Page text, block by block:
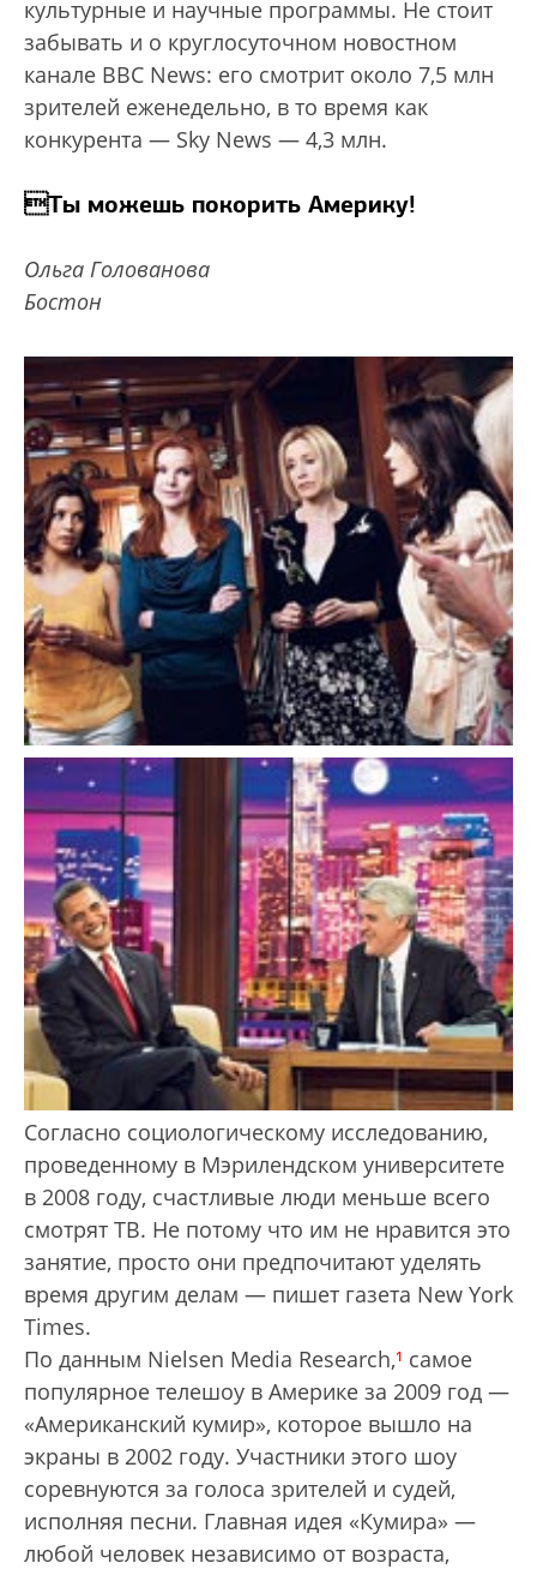
культурные и научные программы. Не стоит
забывать и о круглосуточном новостном
канале BBC News: его смотрит около 7,5 млн
зрителей еженедельно, в то время как
конкурента — Sky News — 4,3 млн.
Ты можешь покорить Америку!
Ольга Голованова
Бостон
Согласно социологическому исследованию,
проведенному в Мэрилендском университете
в 2008 году, счастливые люди меньше всего
смотрят ТВ. Не потому что им не нравится это
занятие, просто они предпочитают уделять
время другим делам — пишет газета New York
Times.
По данным Nielsen Media Research,¹ самое
популярное телешоу в Америке за 2009 год —
«Американский кумир», которое вышло на
экраны в 2002 году. Участники этого шоу
соревнуются за голоса зрителей и судей,
исполняя песни. Главная идея «Кумира» —
любой человек независимо от возраста,